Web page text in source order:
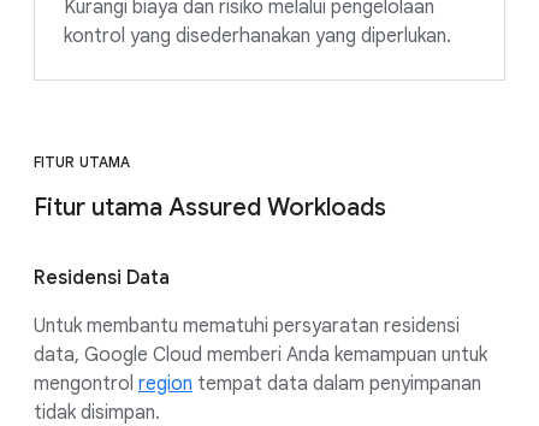
Kurangi biaya dan risiko melalui pengelolaan
kontrol yang disederhanakan yang diperlukan.
FITUR UTAMA
Fitur utama Assured Workloads
Residensi Data
Untuk membantu mematuhi persyaratan residensi
data, Google Cloud memberi Anda kemampuan untuk
mengontrol region tempat data dalam penyimpanan
tidak disimpan.